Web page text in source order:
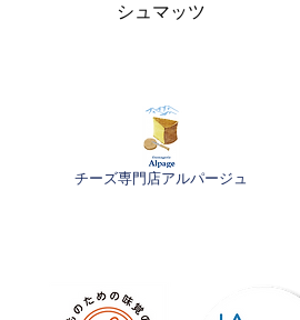
シュマッツ
チーズ専門店アルパージュ